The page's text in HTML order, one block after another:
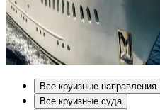
Все круизные направления
Все круизные суда